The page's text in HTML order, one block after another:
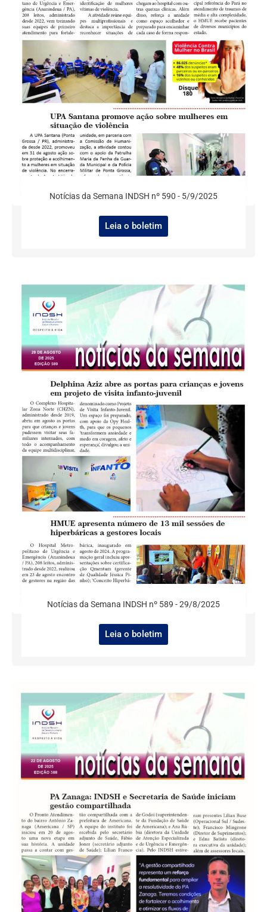
Notícias da Semana INDSH nº 590 - 5/9/2025
Leia o boletim
Notícias da Semana INDSH nº 589 - 29/8/2025
Leia o boletim